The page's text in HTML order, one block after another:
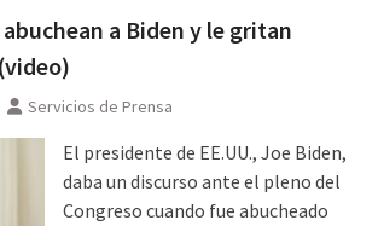
a Biden y le gritan
Servicios de Prensa
El presidente de EE.UU., Joe Biden,
daba un discurso ante el pleno del
Congreso cuando fue abucheado